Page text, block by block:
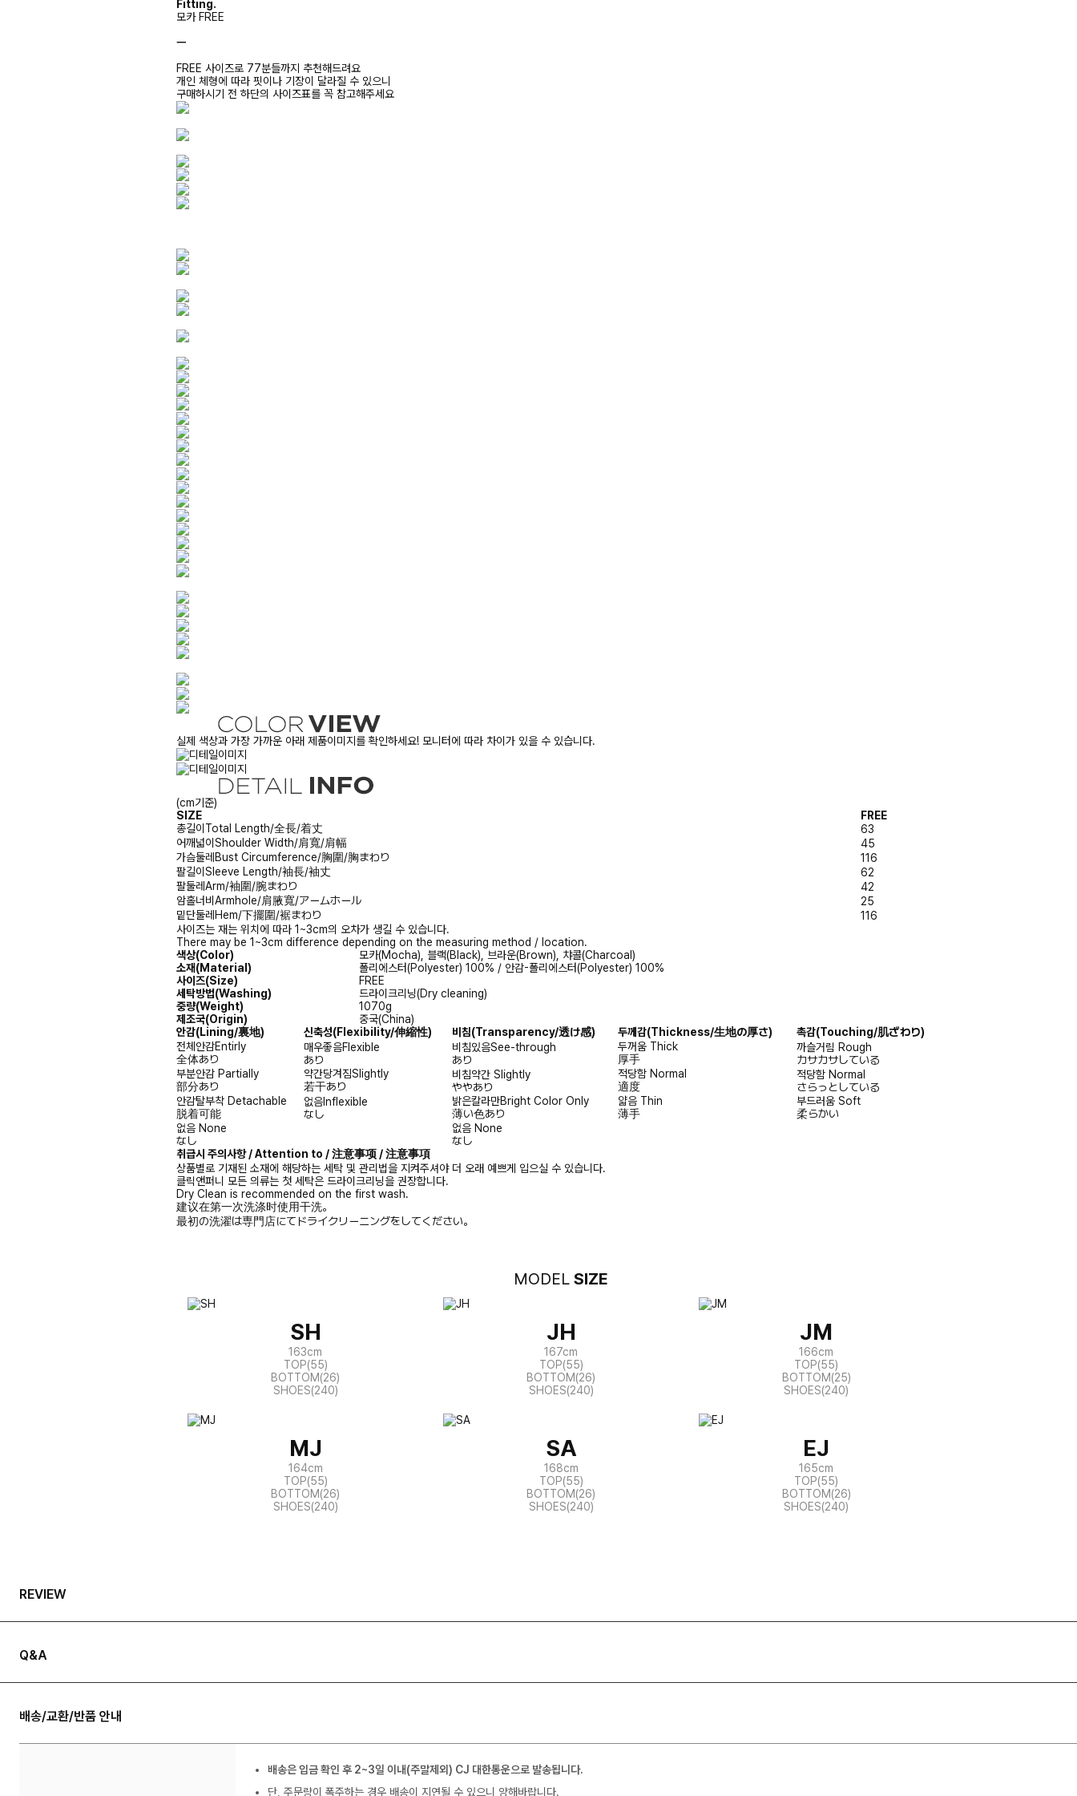
Fitting.
모카 FREE
ㅡ
FREE 사이즈로 77분들까지 추천해드려요
개인 체형에 따라 핏이나 기장이 달라질 수 있으니
구매하시기 전 하단의 사이즈표를 꼭 참고해주세요
실제 색상과 가장 가까운 아래 제품이미지를 확인하세요! 모니터에 따라 차이가 있을 수 있습니다.
(cm기준)
SIZE
FREE
총길이Total Length/全長/着丈
63
어깨넓이Shoulder Width/肩寬/肩幅
45
가슴둘레Bust Circumference/胸圍/胸まわり
116
팔길이Sleeve Length/袖長/袖丈
62
팔둘레Arm/袖圍/腕まわり
42
암홀너비Armhole/肩腋寬/アームホール
25
밑단둘레Hem/下擺圍/裾まわり
116
사이즈는 재는 위치에 따라 1~3cm의 오차가 생길 수 있습니다.
There may be 1~3cm difference depending on the measuring method / location.
색상(Color)
모카(Mocha), 블랙(Black), 브라운(Brown), 챠콜(Charcoal)
소재(Material)
폴리에스터(Polyester) 100% / 안감-폴리에스터(Polyester) 100%
사이즈(Size)
FREE
세탁방법(Washing)
드라이크리닝(Dry cleaning)
중량(Weight)
1070g
제조국(Origin)
중국(China)
안감(Lining/裏地) 신축성(Flexibility/伸縮性) 비침(Transparency/透け感) 두께감(Thickness/生地の厚さ) 촉감(Touching/肌ざわり)
전체안감Entirly
全体あり
매우좋음Flexible
あり
비침있음See-through
あり
두꺼움 Thick
厚手
까슬거림 Rough
カサカサしている
부분안감 Partially
部分あり
약간당겨짐Slightly
若干あり
비침약간 Slightly
ややあり
적당함 Normal
適度
적당함 Normal
さらっとしている
안감탈부착 Detachable
脱着可能
없음Inflexible
なし
밝은칼라만Bright Color Only
薄い色あり
얇음 Thin
薄手
부드러움 Soft
柔らかい
없음 None
なし
없음 None
なし
취급시 주의사항 / Attention to / 注意事项 / 注意事項
상품별로 기재된 소재에 해당하는 세탁 및 관리법을 지켜주셔야 더 오래 예쁘게 입으실 수 있습니다.
클릭앤퍼니 모든 의류는 첫 세탁은 드라이크리닝을 권장합니다.
Dry Clean is recommended on the first wash.
建议在第一次洗涤时使用干洗。
最初の洗濯は専門店にてドライクリーニングをしてください。
MODEL SIZE
SH
163cm
TOP(55)
BOTTOM(26)
SHOES(240)
JH
167cm
TOP(55)
BOTTOM(26)
SHOES(240)
JM
166cm
TOP(55)
BOTTOM(25)
SHOES(240)
MJ
164cm
TOP(55)
BOTTOM(26)
SHOES(240)
SA
168cm
TOP(55)
BOTTOM(26)
SHOES(240)
EJ
165cm
TOP(55)
BOTTOM(26)
SHOES(240)
REVIEW
Q&A
배송/교환/반품 안내
배송은 입금 확인 후 2~3일 이내(주말제외) CJ 대한통운으로 발송됩니다.
단, 주문량이 폭주하는 경우 배송이 지연될 수 있으니 양해바랍니다.